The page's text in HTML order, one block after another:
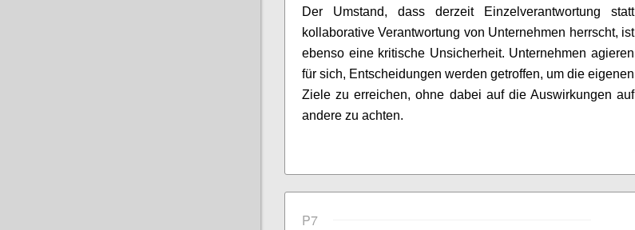
Der Umstand, dass derzeit Einzelverantwortung statt
kollaborative Verantwortung von Unternehmen herrscht, ist
ebenso eine kritische Unsicherheit. Unternehmen agieren
für sich, Entscheidungen werden getroffen, um die eigenen
Ziele zu erreichen, ohne dabei auf die Auswirkungen auf
andere zu achten.
P7